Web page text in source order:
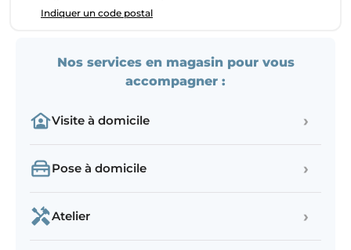
Indiquer un code postal
Nos services en magasin pour vous
accompagner :
Visite à domicile ›
Pose à domicile ›
Atelier ›